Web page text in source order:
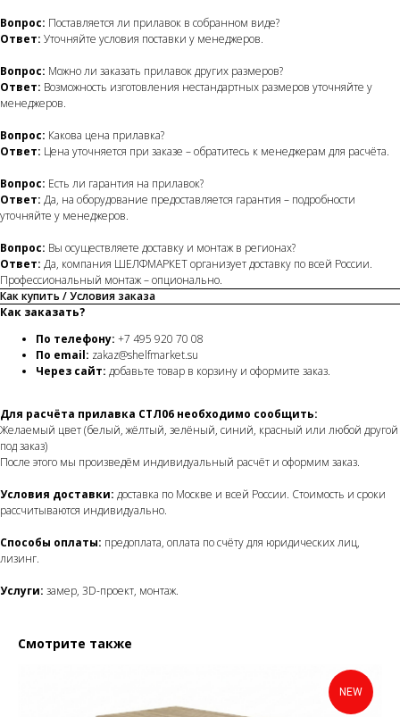
Вопрос: Поставляется ли прилавок в собранном виде?
Ответ: Уточняйте условия поставки у менеджеров.
Вопрос: Можно ли заказать прилавок других размеров?
Ответ: Возможность изготовления нестандартных размеров уточняйте у
менеджеров.
Вопрос: Какова цена прилавка?
Ответ: Цена уточняется при заказе – обратитесь к менеджерам для расчёта.
Вопрос: Есть ли гарантия на прилавок?
Ответ: Да, на оборудование предоставляется гарантия – подробности
уточняйте у менеджеров.
Вопрос: Вы осуществляете доставку и монтаж в регионах?
Ответ: Да, компания ШЕЛФМАРКЕТ организует доставку по всей России.
Профессиональный монтаж – опционально.
Как купить / Условия заказа
Как заказать?
По телефону: +7 495 920 70 08
По email: zakaz@shelfmarket.su
Через сайт: добавьте товар в корзину и оформите заказ.
Для расчёта прилавка СТЛ06 необходимо сообщить:
Желаемый цвет (белый, жёлтый, зелёный, синий, красный или любой другой
под заказ)
После этого мы произведём индивидуальный расчёт и оформим заказ.
Условия доставки: доставка по Москве и всей России. Стоимость и сроки
рассчитываются индивидуально.
Способы оплаты: предоплата, оплата по счёту для юридических лиц,
лизинг.
Услуги: замер, 3D-проект, монтаж.
Смотрите также
NEW